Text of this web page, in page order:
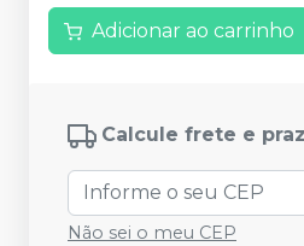
Adicionar ao carrinho
Calcule frete e
Não sei o meu CEP